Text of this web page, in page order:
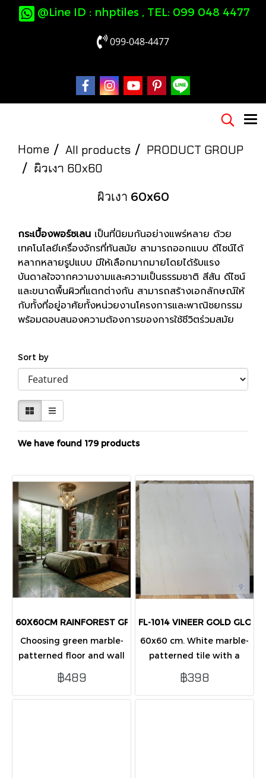
@Line ID : nhptiles , TEL: 099 048 4477
099-048-4477
Home All products
PRODUCT GROUP
ผิวเงา 60x60
ผิวเงา 60x60
กระเบื้องพอร์ซเลน เป็นที่นิยมกันอย่างแพร่หลาย ด้วย
เทคโนโลยีเครื่องจักรที่ทันสมัย สามารถออกแบบ ดีไซน์ได้
หลากหลายรูปแบบ มีให้เลือกมากมายโดยได้รับแรง
บันดาลใจจากความงามและความเป็นธรรมชาติ สีสัน ดีไซน์
และขนาดพื้นผิวที่แตกต่างกัน สามารถสร้างเอกลักษณ์ให้
กับทั้งที่อยู่อาศัยทั้งหน่วยงานโครงการและพาณิชยกรรม
พร้อมตอบสนองความต้องการของการใช้ชีวิตร่วมสมัย
Sort by
We have found 179 products
60X60CM RAINFOREST GREEN POL
Choosing green marble-
patterned floor and wall
tiles is an excellent way
to soothe the eyes and
enhance well-being.
฿489
FL-1014 VINEER GOLD
60x60 cm. White marble-
patterned tile with a
glossy finish. Elegant and
modern,decorating floors
and walls in your home,
฿398